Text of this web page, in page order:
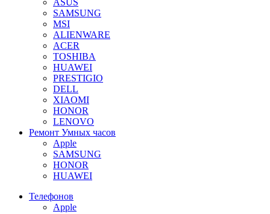
ASUS
SAMSUNG
MSI
ALIENWARE
ACER
TOSHIBA
HUAWEI
PRESTIGIO
DELL
XIAOMI
HONOR
LENOVO
Ремонт Умных часов
Apple
SAMSUNG
HONOR
HUAWEI
Телефонов
Apple